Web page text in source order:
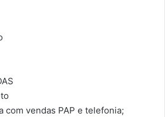
com vendas PAP e telefonia;